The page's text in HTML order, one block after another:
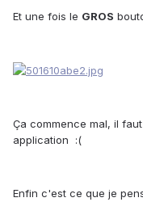
Et une fois le GROS
Ça commence mal, il
application :(
Enfin c'est ce que je